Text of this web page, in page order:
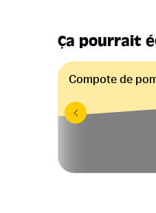
Ça pourrait
Compote de